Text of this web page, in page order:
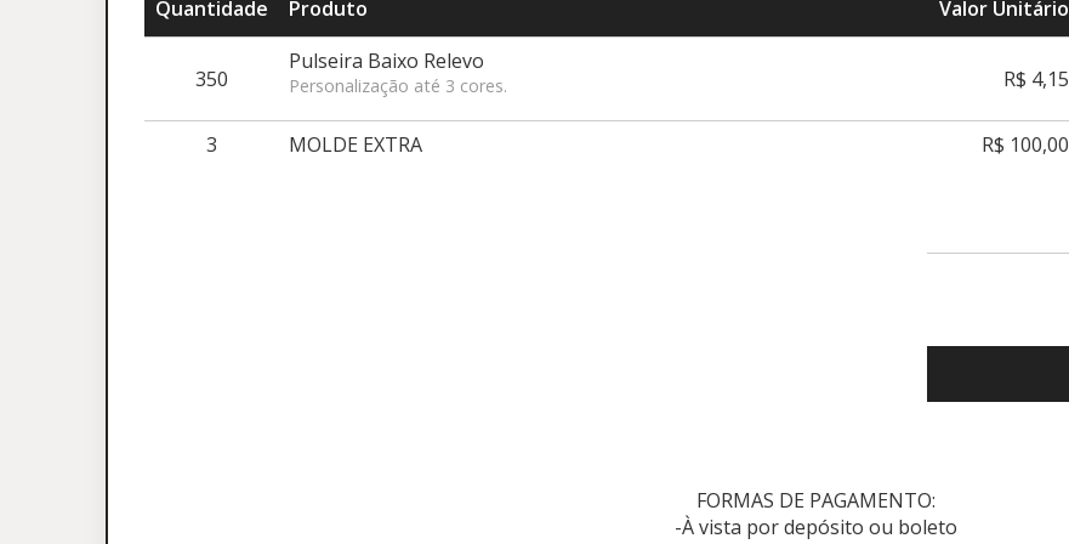
Quantidade Produto Valor Unitário
350
Pulseira Baixo Relevo
Personalização até 3 cores. R$ 4,15
3 MOLDE EXTRA R$ 100,00
FORMAS DE PAGAMENTO:
-À vista por depósito ou boleto